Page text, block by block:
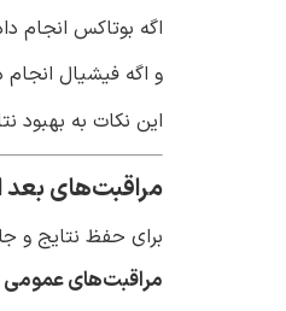
اگه بوتاکس انجام
و اگه فیشیال انجام دادید با
این نکات به
مراقبت‌های بعد
برای حفظ نتایج و
مراقبت‌های عمومی